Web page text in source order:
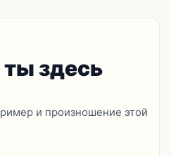
ты здесь
и произношение этой